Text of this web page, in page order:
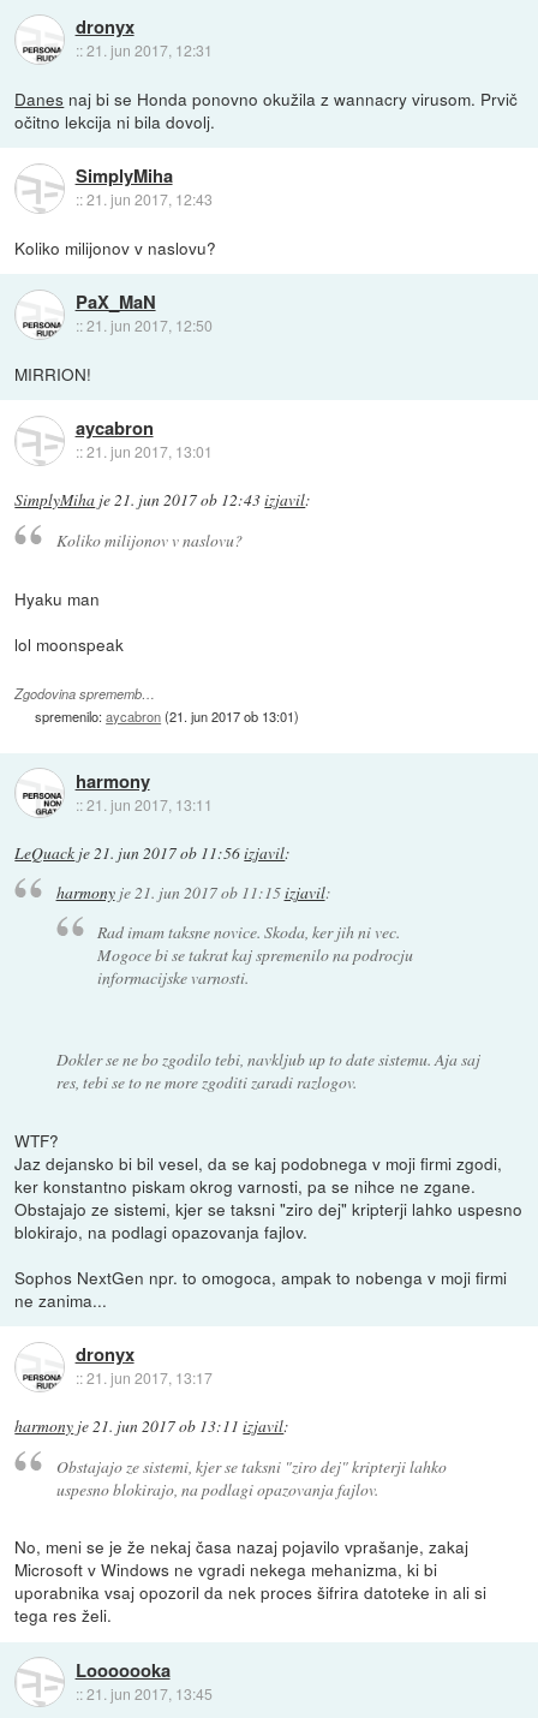
dronyx
::21. jun 2017, 12:31
Danes naj bi se Honda ponovno okužila z wannacry virusom. Prvič
očitno lekcija ni bila dovolj.
SimplyMiha
::21. jun 2017, 12:43
Koliko milijonov v naslovu?
PaX_MaN
::21. jun 2017, 12:50
MIRRION!
aycabron
::21. jun 2017, 13:01
SimplyMiha je21. jun 2017 ob 12:43izjavil:
Koliko milijonov v naslovu?
Hyaku man
lol moonspeak
Zgodovina sprememb…
spremenilo:aycabron(21. jun 2017 ob 13:01)
harmony
::21. jun 2017, 13:11
LeQuack je21. jun 2017 ob 11:56izjavil:
harmonyje21. jun 2017 ob 11:15izjavil:
Rad imam taksne novice. Skoda, ker jih ni vec.
Mogoce bi se takrat kaj spremenilo na podrocju
informacijske varnosti.
Dokler se ne bo zgodilo tebi, navkljub up to date sistemu. Aja saj
res, tebi se to ne more zgoditi zaradi razlogov.
WTF?
Jaz dejansko bi bil vesel, da se kaj podobnega v moji firmi zgodi,
ker konstantno piskam okrog varnosti, pa se nihce ne zgane.
Obstajajo ze sistemi, kjer se taksni "ziro dej" kripterji lahko uspesno
blokirajo, na podlagi opazovanja fajlov.
Sophos NextGen npr. to omogoca, ampak to nobenga v moji firmi
ne zanima...
dronyx
::21. jun 2017, 13:17
harmony je21. jun 2017 ob 13:11 izjavil:
Obstajajo ze sistemi, kjer se taksni "ziro dej" kripterji lahko
uspesno blokirajo, na podlagi opazovanja fajlov.
No, meni se je že nekaj časa nazaj pojavilo vprašanje, zakaj
Microsoft v Windows ne vgradi nekega mehanizma, ki bi
uporabnika vsaj opozoril da nek proces šifrira datoteke in ali si
tega res želi.
Looooooka
::21. jun 2017, 13:45